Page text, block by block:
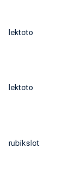
lektoto
lektoto
rubikslot